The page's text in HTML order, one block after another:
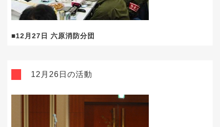
■12月27日 六原消防分団
12月26日の活動